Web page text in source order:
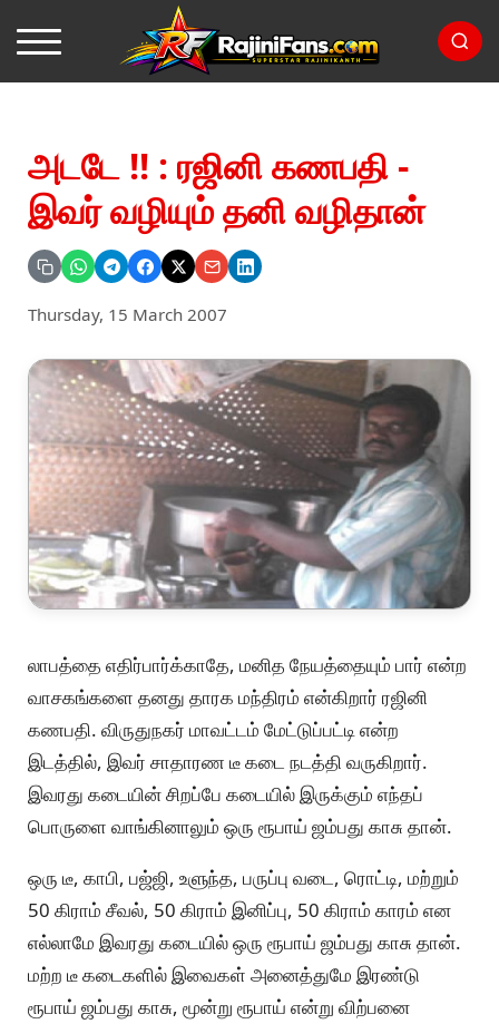
அடடே !! : ரஜினி கணபதி -
இவர் வழியும் தனி வழிதான்
Thursday, 15 March 2007
லாபத்தை எதிர்பார்க்காதே, மனித நேயத்தையும் பார் என்ற
வாசகங்களை தனது தாரக மந்திரம் என்கிறார் ரஜினி
கணபதி. விருதுநகர் மாவட்டம் மேட்டுப்பட்டி என்ற
இடத்தில், இவர் சாதாரண டீ கடை நடத்தி வருகிறார்.
இவரது கடையின் சிறப்பே கடையில் இருக்கும் எந்தப்
பொருளை வாங்கினாலும் ஒரு ரூபாய் ஜம்பது காசு தான்.
ஒரு டீ, காபி, பஜ்ஜி, உளுந்த, பருப்பு வடை, ரொட்டி, மற்றும்
50 கிராம் சீவல், 50 கிராம் இனிப்பு, 50 கிராம் காரம் என
எல்லாமே இவரது கடையில் ஒரு ரூபாய் ஜம்பது காசு தான்.
மற்ற டீ கடைகளில் இவைகள் அனைத்துமே இரண்டு
ரூபாய் ஜம்பது காசு, மூன்று ரூபாய் என்று விற்பனை